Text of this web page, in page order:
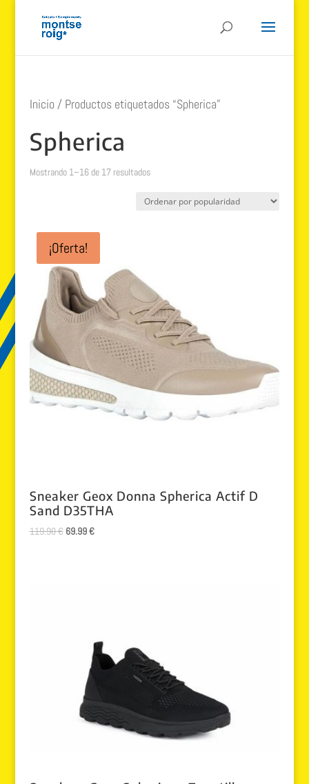
Inicio / Productos etiquetados “Spherica”
Spherica
Mostrando 1–16 de 17 resultadosOrdenado
¡Oferta!
Sneaker Geox Donna Spherica Actif D
Sand D35THA
119.90€ El
69.99€El